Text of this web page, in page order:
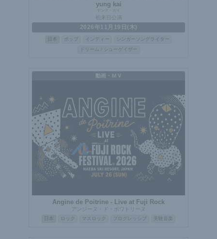
yung kai
2026年11月19日(木)
ポップ インディー
シンガーソングライター
ドリーム / シューゲイザー
動画・ＭＶ
Angine de Poitrine - Live at Fuji Rock
アンジーヌ・ド・ポワトリーヌ
ロック マスロック プログレッシブ 実験音楽